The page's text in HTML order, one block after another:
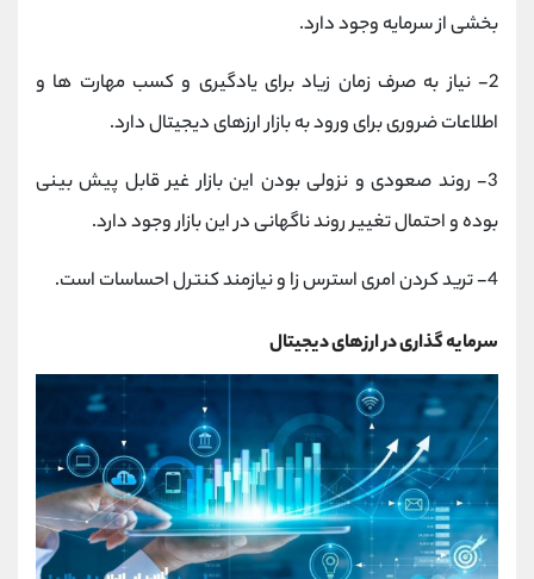
بخشی از سرمایه وجود دارد.
2-
نیاز به صرف زمان زیاد برای یادگیری و کسب مهارت ها و
اطلاعات ضروری برای ورود به بازار ارزهای دیجیتال دارد.
3-
روند صعودی و نزولی بودن این بازار غیر قابل پیش بینی
بوده و احتمال تغییر روند ناگهانی در این بازار وجود دارد.
4- ترید کردن امری استرس زا و نیازمند کنترل احساسات است.
سرمایه گذاری در ارزهای دیجیتال